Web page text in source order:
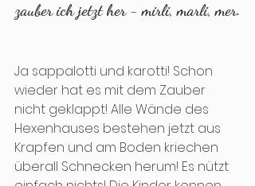
zauber ich jetzt her - mirli, marli, mer.
Ja sappalotti und karotti! Schon
wieder hat es mit dem Zauber
nicht geklappt! Alle Wände des
Hexenhauses bestehen jetzt aus
Krapfen und am Boden kriechen
überall Schnecken herum! Es nützt